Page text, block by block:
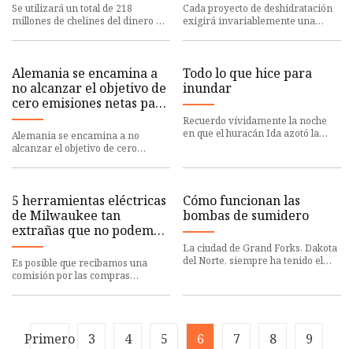
Se utilizará un total de 218
millones de chelines del dinero de
Cada proyecto de deshidratación
exigirá invariablemente una
Alemania se encamina a
no alcanzar el objetivo de
cero emisiones netas para
2045 a medida que
flaquean los esfuerzos
climáticos
Alemania se encamina a no
alcanzar el objetivo de cero
Todo lo que hice para
inundar
Recuerdo vívidamente la noche
en que el huracán Ida azotó la
Giov
5 herramientas eléctricas
de Milwaukee tan
extrañas que no podemos
evitar quererlas
Es posible que recibamos una
comisión por las compras
Cómo funcionan las
bombas de sumidero
La ciudad de Grand Forks, Dakota
del Norte, siempre ha tenido el
Primero 3 4 5 6 7 8 9